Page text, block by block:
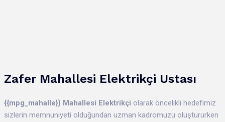
Zafer Mahallesi Elektrikçi Ustası
{{mpg_mahalle}} Mahallesi Elektrikçi olarak öncelikli hedefimiz
sizlerin memnuniyeti olduğundan uzman kadromuzu oluştururken